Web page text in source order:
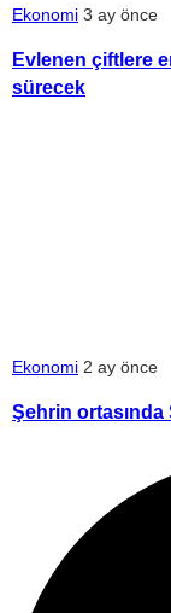
Ekonomi 3 ay önce
Evlenen çiftlere
sürecek
Ekonomi 2 ay önce
Şehrin